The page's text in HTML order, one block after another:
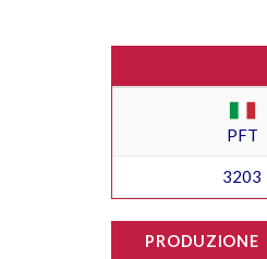
PFT
3203
PRODUZIONE